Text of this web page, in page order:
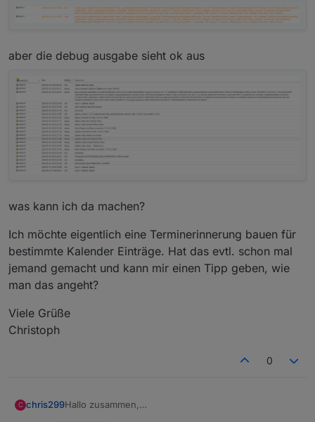
aber die debug ausgabe sieht ok aus
was kann ich da machen?
Ich möchte eigentlich eine Terminerinnerung bauen für
bestimmte Kalender Einträge. Hat das evtl. schon mal
jemand gemacht und kann mir einen Tipp geben, wie
man das angeht?
Viele Grüße
Christoph
0
C chris299Hallo zusammen,